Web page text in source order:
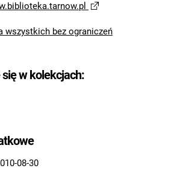
wszystkich bez ograniczeń
w kolekcjach:
08-30